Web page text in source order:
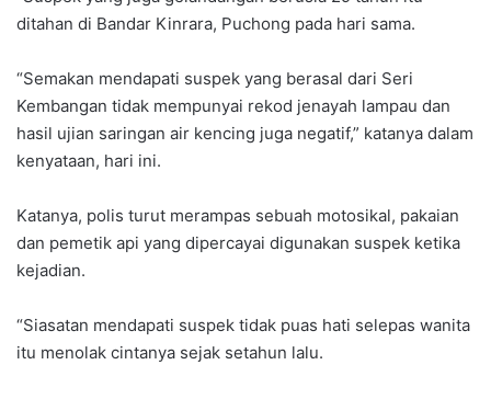
ditahan di Bandar Kinrara, Puchong pada hari sama.
“Semakan mendapati suspek yang berasal dari Seri
Kembangan tidak mempunyai rekod jenayah lampau dan
hasil ujian saringan air kencing juga negatif,” katanya dalam
kenyataan, hari ini.
Katanya, polis turut merampas sebuah motosikal, pakaian
dan pemetik api yang dipercayai digunakan suspek ketika
kejadian.
“Siasatan mendapati suspek tidak puas hati selepas wanita
itu menolak cintanya sejak setahun lalu.